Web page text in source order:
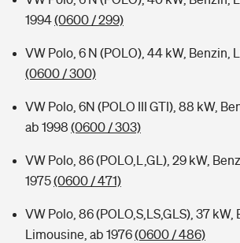
1994(0600 / 299)
VW Polo, 6 N (POLO), 44 kW, Benzin,
(0600 / 300)
VW Polo, 6N (POLO III GTI), 88 kW,
ab 1998 (0600 / 303)
VW Polo, 86 (POLO,L,GL), 29 kW,
1975(0600 / 471)
VW Polo, 86 (POLO,S,LS,GLS), 37 kW,
Limousine, ab 1976(0600 / 486)